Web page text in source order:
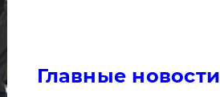
Главные новости